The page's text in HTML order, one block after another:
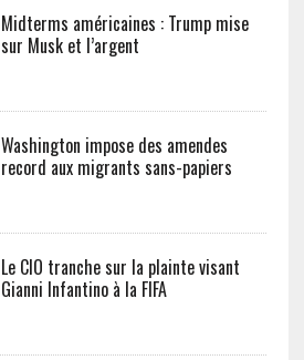
Midterms américaines : Trump mise
sur Musk et l’argent
Washington impose des amendes
record aux migrants sans-papiers
Le CIO tranche sur la plainte visant
Gianni Infantino à la FIFA